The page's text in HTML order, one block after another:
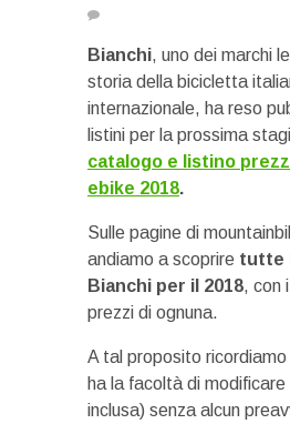
Bianchi, uno dei marchi
storia della bicicletta
internazionale, ha reso
listini per la prossima
catalogo e listino
ebike 2018.
Sulle pagine di
andiamo a scoprire tutte
Bianchi per il 2018, con
prezzi di ognuna.
A tal proposito ricordiamo
ha la facoltà di
inclusa) senza alcun